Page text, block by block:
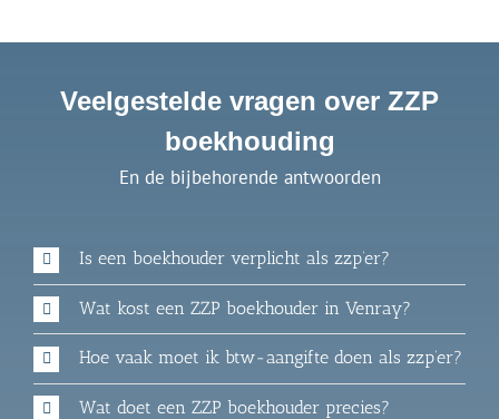
Veelgestelde vragen over ZZP
boekhouding
En de bijbehorende antwoorden
Is een boekhouder verplicht als zzp’er?
Wat kost een ZZP boekhouder in Venray?
Hoe vaak moet ik btw-aangifte doen als zzp’er?
Wat doet een ZZP boekhouder precies?